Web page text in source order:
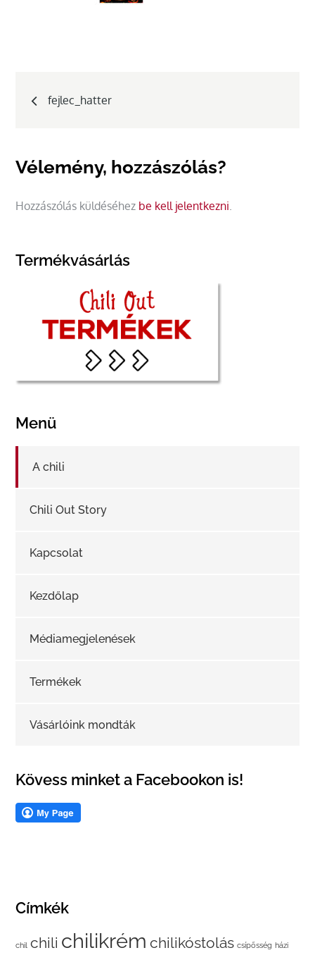
Bejegyzés
fejlec_hatter
Vélemény, hozzászólás?
Hozzászólás küldéséhez be kell jelentkezni.
Termékvásárlás
Menü
A chili
Chili Out Story
Kapcsolat
Kezdőlap
Médiamegjelenések
Termékek
Vásárlóink mondták
Kövess minket a Facebookon is!
Címkék
chil chili chilikrém chilikóstolás csípősség házi